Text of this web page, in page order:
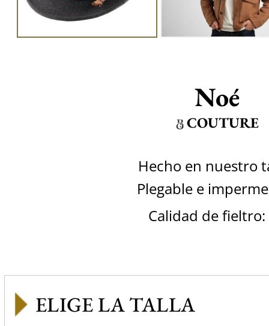
Noé
COUTURE
Hecho en nuestro
Plegable e
Calidad de fieltro: